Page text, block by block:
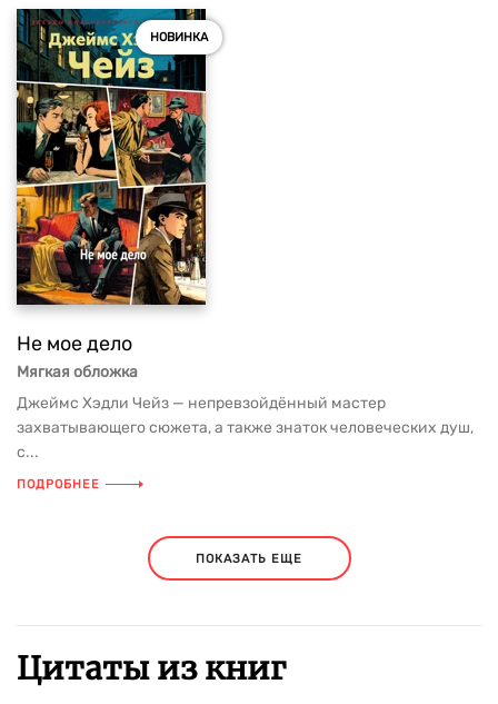
НОВИНКА
Не мое дело
Мягкая обложка
Джеймс Хэдли Чейз — непревзойдённый мастер
захватывающего сюжета, а также знаток человеческих душ,
с...
ПОДРОБНЕЕ
ПОКАЗАТЬ ЕЩЕ
Цитаты из книг